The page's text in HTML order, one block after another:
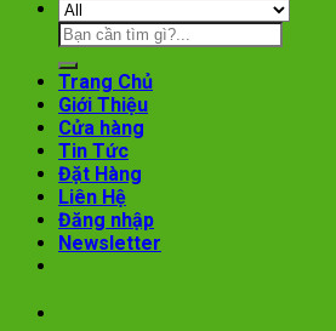
Trang Chủ
Giới Thiệu
Cửa hàng
Tin Tức
Đặt Hàng
Liên Hệ
Đăng nhập
Newsletter